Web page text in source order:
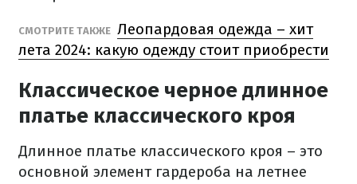
СМОТРИТЕ ТАКЖЕ Леопардовая одежда – хит
лета 2024: какую одежду стоит приобрести
Классическое черное длинное
платье классического кроя
Длинное платье классического кроя – это
основной элемент гардероба на летнее